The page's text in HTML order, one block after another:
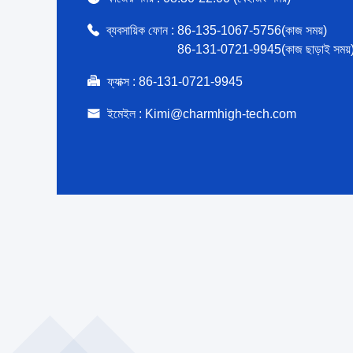
ব্যবসায়িক ফোন : 86-135-1067-5756(কাজ সময়)
86-131-0721-9945(কাজ ছাড়াই
ফ্যাক্স : 86-131-0721-9945
ইমেইল : Kimi@charmhigh-tech.com